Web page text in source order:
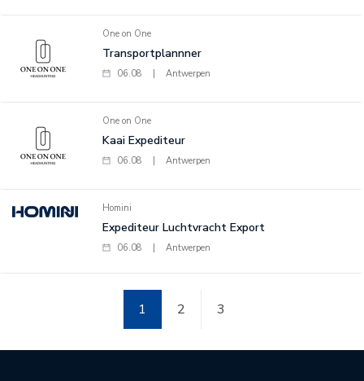
One on One
Transportplannner
06.08 Antwerpen
One on One
Kaai Expediteur
06.08 Antwerpen
Homini
Expediteur Luchtvracht Export
06.08 Antwerpen
1 2 3